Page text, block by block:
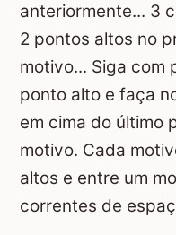
anteriormente... 3
2 pontos altos no
motivo... Siga com
ponto alto e faça
em cima do último
motivo. Cada
altos e entre um
correntes de